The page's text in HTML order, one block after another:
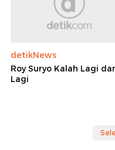
detikNews
Roy Suryo Kalah Lagi
Lagi